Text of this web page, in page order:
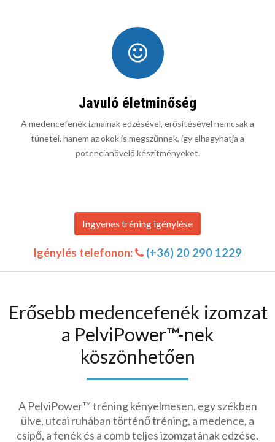
Javuló életminőség
A medencefenék izmainak edzésével, erősítésével nemcsak a
tünetei, hanem az okok is megszűnnek, így elhagyhatja a
potencianövelő készítményeket.
Ingyenes tréning igénylése
Igénylés telefonon: (+36) 20 290 1229
Erősebb medencefenék izomzat
a PelviPower™-nek
köszönhetően
A PelviPower™ tréning kényelmesen, egy székben
ülve, utcai ruhában történő tréning, a medence, a
csípő, a fenék és a comb teljes izomzatának edzése.